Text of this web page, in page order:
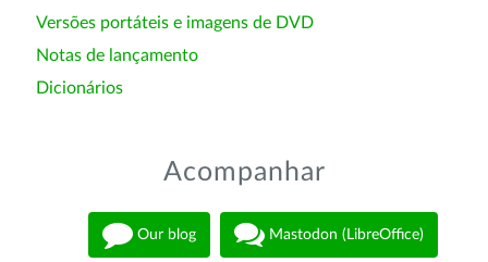
Versões portáteis e imagens de DVD
Notas de lançamento
Dicionários
Acompanhar
Our blog Mastodon (LibreOffice)